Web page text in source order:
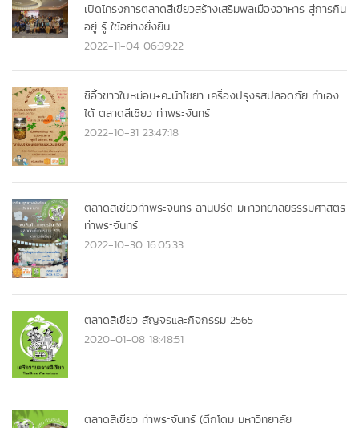
เปิดโครงการตลาดสีเขียวสร้างเสริมพลเมืองอาหาร สู่การกิน
อยู่ รู้ ใช้อย่างยั่งยืน
2022-11-04 06:39:22
ซีอิ้วขาวใบหม่อน+คะน้าไชยา เครื่องปรุงรสปลอดภัย ทำเอง
ได้ ตลาดสีเชียว ท่าพระจันทร์
2022-10-31 23:47:18
ตลาดสีเขียวท่าพระจันทร์ ลานปรีดี มหาวิทยาลัยธรรมศาสตร์
ท่าพระจันทร์
2022-10-30 16:05:33
ตลาดสีเขียว สัญจรและกิจกรรม 2565
2020-01-08 18:48:51
ตลาดสีเขียว ท่าพระจันทร์ (ตึกโดม มหาวิทยาลัย